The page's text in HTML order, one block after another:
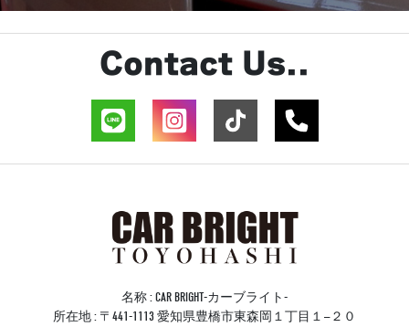
Contact Us..
名称 : CAR BRIGHT-カーブライト-
所在地 : 〒441-1113 愛知県豊橋市東森岡１丁目１−２０